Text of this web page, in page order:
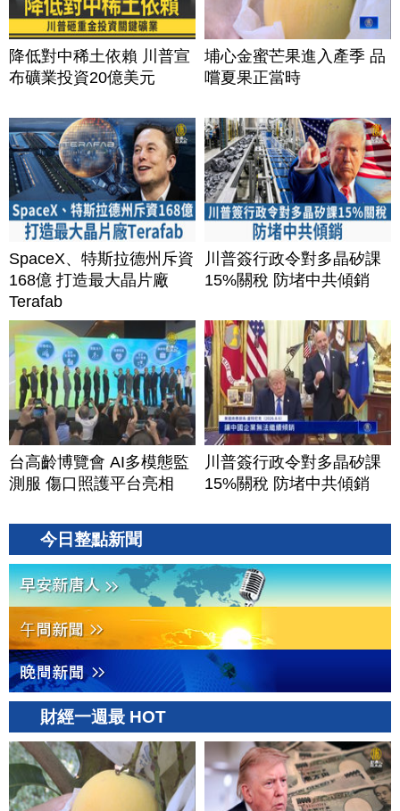
降低對中稀土依賴 川普宣
布礦業投資20億美元
埔心金蜜芒果進入產季 品
嚐夏果正當時
SpaceX、特斯拉德州斥資
168億 打造最大晶片廠
Terafab
川普簽行政令對多晶矽課
15%關稅 防堵中共傾銷
台高齡博覽會 AI多模態監
測服 傷口照護平台亮相
川普簽行政令對多晶矽課
15%關稅 防堵中共傾銷
今日整點新聞
財經一週最 HOT